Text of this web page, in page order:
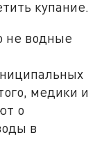
купание.
не водные
медики и
о
в